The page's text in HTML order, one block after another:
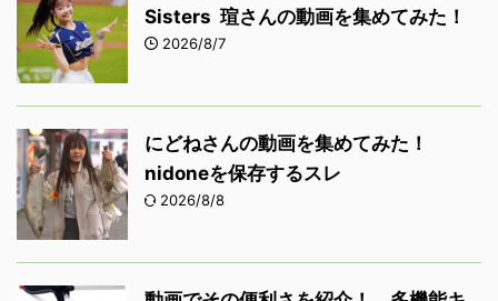
Sisters 瑄さんの動画を集めてみた！
2026/8/7
にどねさんの動画を集めてみた！
nidoneを保存するスレ
2026/8/8